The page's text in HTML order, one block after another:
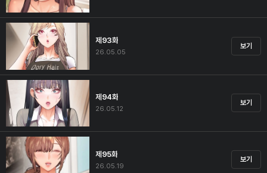
제93화
26.05.05
보기
제94화
26.05.12
보기
제95화
26.05.19
보기